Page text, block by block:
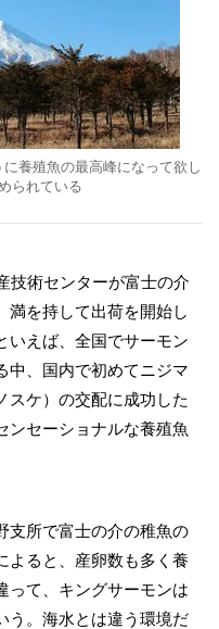
養殖魚の最高峰になって欲し
られている
技術センターが富士の介
満を持して出荷を開始し
いえば、全国でサーモン
中、国内で初めてニジマ
スケ）の交配に成功した
ンセーショナルな養殖魚
所で富士の介の稚魚の
よると、産卵数も多く養
って、キングサーモンは
う。海水とは違う環境だ